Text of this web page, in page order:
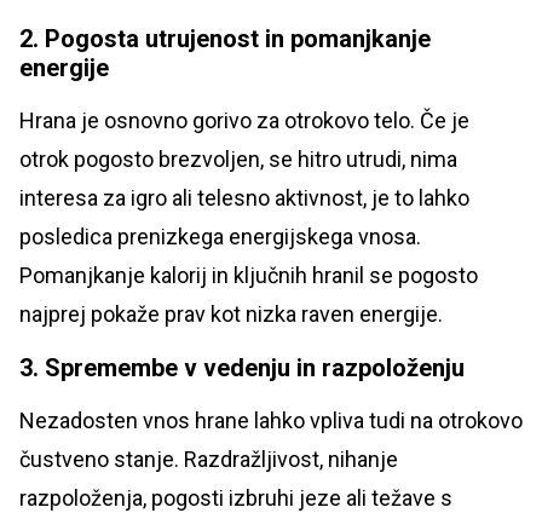
2. Pogosta utrujenost in pomanjkanje
energije
Hrana je osnovno gorivo za otrokovo telo. Če je
otrok pogosto brezvoljen, se hitro utrudi, nima
interesa za igro ali telesno aktivnost, je to lahko
posledica prenizkega energijskega vnosa.
Pomanjkanje kalorij in ključnih hranil se pogosto
najprej pokaže prav kot nizka raven energije.
3. Spremembe v vedenju in razpoloženju
Nezadosten vnos hrane lahko vpliva tudi na otrokovo
čustveno stanje. Razdražljivost, nihanje
razpoloženja, pogosti izbruhi jeze ali težave s